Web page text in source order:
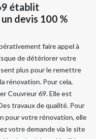
établit
devis 100 %
faire appel à
de détériorer votre
plus pour le remettre
rénovation. Pour cela,
Couvreur 69. Elle est
travaux de qualité. Pour
pour votre rénovation, elle
votre demande via le site